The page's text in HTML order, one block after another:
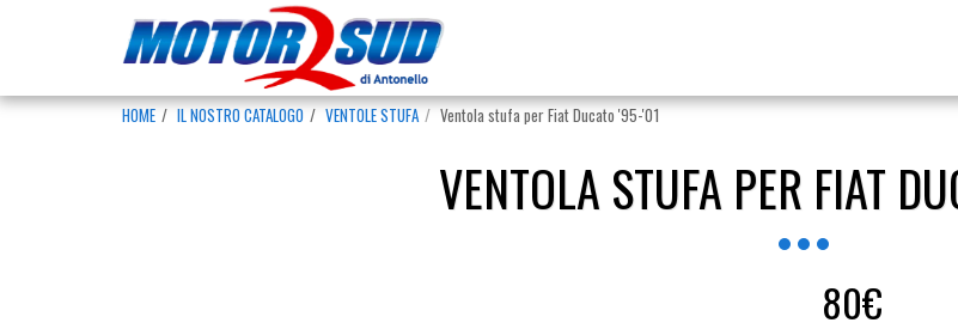
HOME IL NOSTRO CATALOGO VENTOLE STUFA Ventola stufa per Fiat Ducato '95-'01
VENTOLA STUFA PER FIAT
80€